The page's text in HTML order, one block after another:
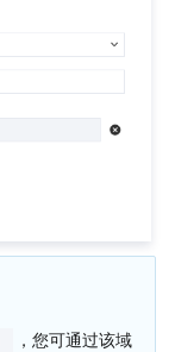
，您可通过该域